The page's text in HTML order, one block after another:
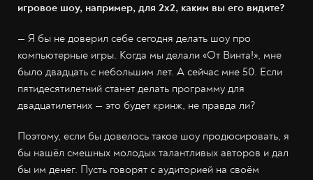
игровое шоу, например, для 2х2, каким вы его видите?
— Я бы не доверил себе сегодня делать шоу про
компьютерные игры. Когда мы делали «От Винта!», мне
было двадцать с небольшим лет. А сейчас мне 50. Если
пятидесятилетний станет делать программу для
двадцатилетних — это будет кринж, не правда ли?
Поэтому, если бы довелось такое шоу продюсировать, я
бы нашёл смешных молодых талантливых авторов и дал
бы им денег. Пусть говорят с аудиторией на своём